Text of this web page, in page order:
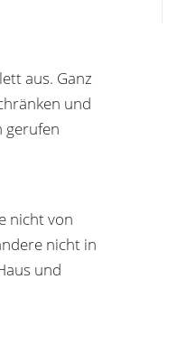
aus. Ganz
und
gerufen
nicht von
nicht in
und